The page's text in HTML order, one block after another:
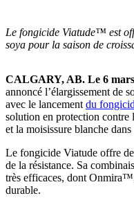
Le fongicide Viatude™ est
soya pour la saison de
CALGARY, AB. Le 6
annoncé l’élargissement de
avec le lancementdu
solution en protection contre
et la moisissure blanche dans
Le fongicide Viatude offre
de la résistance. Sa
très efficaces, dont
durable.